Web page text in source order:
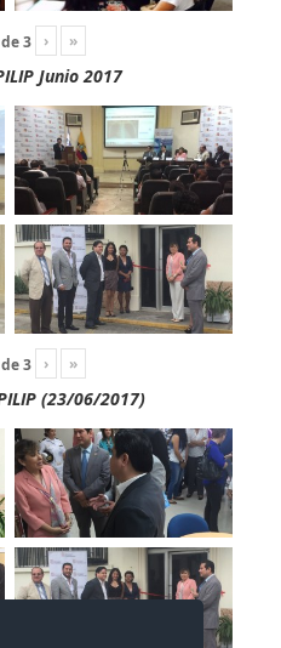
3 › »
Junio 2017
3 › »
(23/06/2017)